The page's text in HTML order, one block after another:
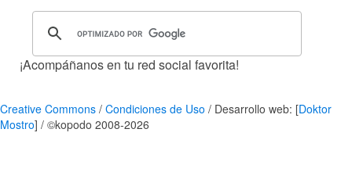
¡Acompáñanos en tu red social favorita!
Creative Commons / Condiciones de Uso / Desarrollo web: [Doktor
Mostro] / ©kopodo 2008-2026